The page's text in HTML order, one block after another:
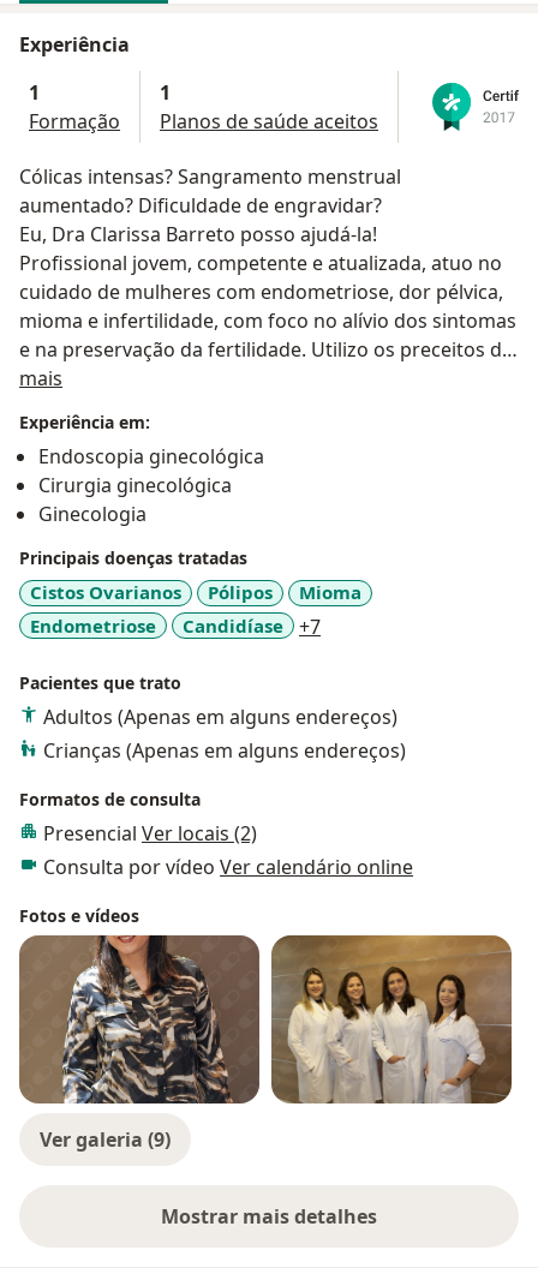
Experiência
1
Formação
1
Planos de saúde aceitos
Cólicas intensas? Sangramento menstrual
aumentado? Dificuldade de engravidar?
Eu, Dra Clarissa Barreto posso ajudá-la!
Profissional jovem, competente e atualizada, atuo no
cuidado de mulheres com endometriose, dor pélvica,
mioma e infertilidade, com foco no alívio dos sintomas
e na preservação da fertilidade. Utilizo os preceitos de
cirurgia minimamente invasiva. Ofereço suporte à
partir das mudanças pelas quais elas passa: primeira
menstruação, período reprodutivo, primeira relação
sexual, formas contraceptivas, planejamento familiar,
menopausa e senilidade. Meu propósito é oferecer
todas as condições para que a mulher viva em sua
plenitude e aproveite da melhor forma possível as
diferentes fases de sua vida.
mais
Experiência em:
Endoscopia ginecológica
Cirurgia ginecológica
Ginecologia
Principais doenças tratadas
Cistos Ovarianos Pólipos
Mioma
Endometriose
Candidíase +7a11y_sr_more_diseases
Pacientes que trato
Adultos (Apenas em alguns endereços)
Crianças (Apenas em alguns endereços)
Formatos de consulta
Presencial Ver locais (2)
Consulta por vídeo Ver calendário online
Fotos e vídeos
Ver galeria (9)
Mostrar mais detalhes
sobre a experiência